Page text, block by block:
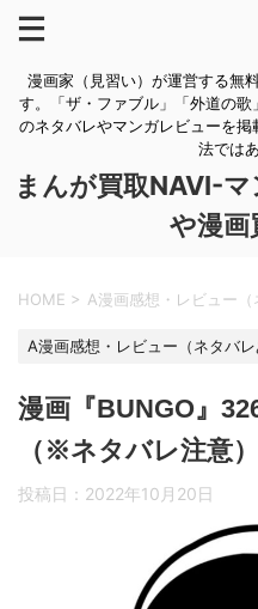
漫画家（見習い）が運営する無
す。「ザ・ファブル」「外道の
のネタバレやマンガレビューを
法では
まんが買取NAVI-
や漫画
HOME > A漫画感想・レビュー（
A漫画感想・レビュー（ネタバレ
漫画『BUNGO』
（※ネタバレ注意）
投稿日： 2022年10月20日